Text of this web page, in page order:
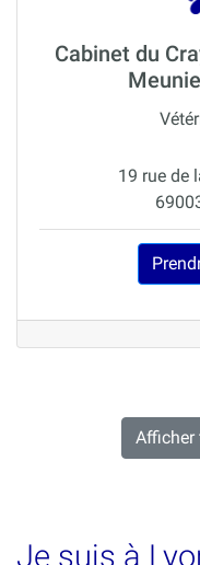
Cabinet du
19 rue de
Afficher
Je suis à